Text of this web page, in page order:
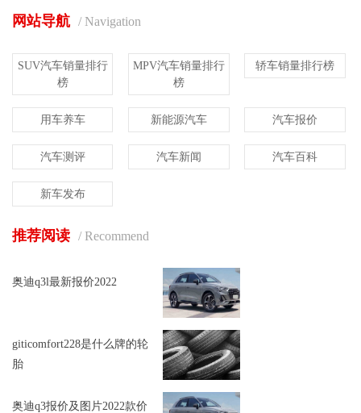
网站导航 / Navigation
SUV汽车销量排行
榜
MPV汽车销量排行
榜
轿车销量排行榜
用车养车 新能源汽车 汽车报价
汽车测评 汽车新闻 汽车百科
新车发布
推荐阅读 / Recommend
奥迪q3l最新报价2022
giticomfort228是什么牌的轮
胎
奥迪q3报价及图片2022款价